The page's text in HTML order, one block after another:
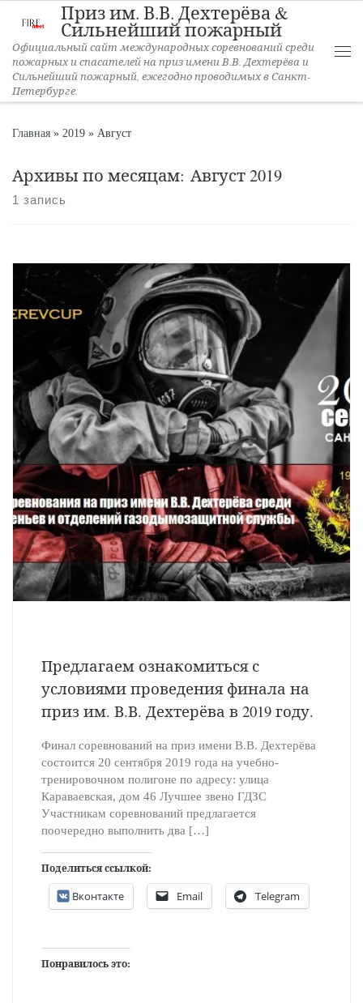
Перейти к содержимому
Приз им. В.В. Дехтерёва &
Сильнейший пожарный
Официальный сайт международных соревнований среди
пожарных и спасателей на приз имени В.В. Дехтерёва и
Сильнейший пожарный, ежегодно проводимых в Санкт-
Петербурге.
Главная » 2019 » Август
Архивы по месяцам: Август 2019
1 запись
Предлагаем ознакомиться с
условиями проведения финала на
приз им. В.В. Дехтерёва в 2019 году.
Финал соревнований на приз имени В.В. Дехтерёва
состоится 20 сентября 2019 года на учебно-
тренировочном полигоне по адресу: улица
Караваевская, дом 46 Лучшее звено ГДЗС
Участникам соревнований предлагается
поочередно выполнить два […]
Поделиться ссылкой:
Вконтакте Email Telegram
Понравилось это: